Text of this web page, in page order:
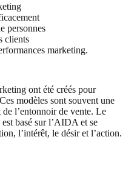
personnes
clients
marketing.
ont été créés pour
modèles sont souvent une
l’entonnoir de vente. Le
basé sur l’AIDA et se
l’intérêt, le désir et l’action.